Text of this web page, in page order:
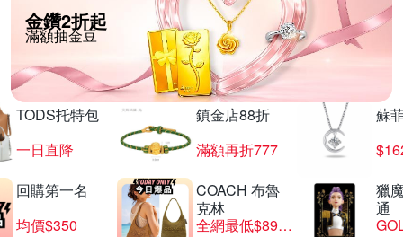
金鑽2折起
滿額抽金豆
TODS托特包
一日直降
鎮金店88折
滿額再折777
蘇
回購第一名
均價$350
COACH 布魯
克林
全網最低$8999
獵
通